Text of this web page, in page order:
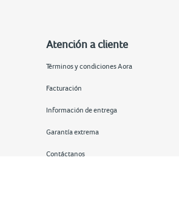
Atención a cliente
Términos y condiciones Aora
Facturación
Información de entrega
Garantía extrema
Contáctanos